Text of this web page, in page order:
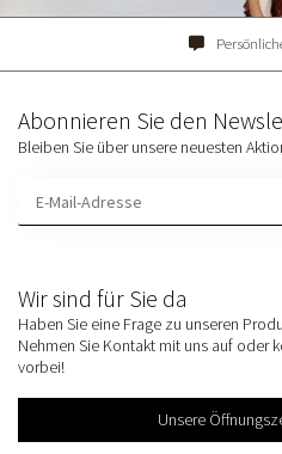
Wir sind für Sie da
Haben Sie eine Frage zu unseren
Nehmen Sie Kontakt mit uns auf oder
vorbei!
Unsere
Abonnieren Sie den
Bleiben Sie über unsere neuesten